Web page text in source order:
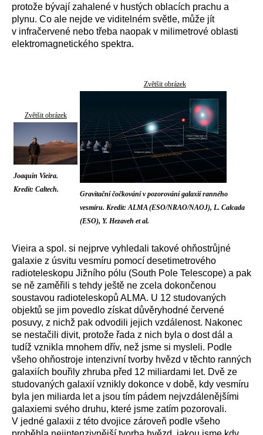
protože bývají zahalené v hustých oblacích prachu a
plynu. Co ale nejde ve viditelném světle, může jít
v infračervené nebo třeba naopak v milimetrové oblasti
elektromagnetického spektra.
Zvětšit obrázek
Joaquin Vieira.
Kredit: Caltech.
Zvětšit obrázek
Gravitační čočkování v pozorování galaxií ranného
vesmíru. Kredit: ALMA (ESO/NRAO/NAOJ), L. Calcada
(ESO), Y. Hezaveh et al.
Vieira a spol. si nejprve vyhledali takové ohňostrůjné
galaxie z úsvitu vesmíru pomocí desetimetrového
radioteleskopu Jižního pólu (South Pole Telescope) a pak
se ně zaměřili s tehdy ještě ne zcela dokončenou
soustavou radioteleskopů ALMA. U 12 studovaných
objektů se jim povedlo získat důvěryhodné červené
posuvy, z nichž pak odvodili jejich vzdálenost. Nakonec
se nestačili divit, protože řada z nich byla o dost dál a
tudíž vznikla mnohem dřív, než jsme si mysleli. Podle
všeho ohňostroje intenzivní tvorby hvězd v těchto ranných
galaxiích bouřily zhruba před 12 miliardami let. Dvě ze
studovaných galaxií vznikly dokonce v době, kdy vesmíru
byla jen miliarda let a jsou tím pádem nejvzdálenějšími
galaxiemi svého druhu, které jsme zatím pozorovali.
V jedné galaxii z této dvojice zároveň podle všeho